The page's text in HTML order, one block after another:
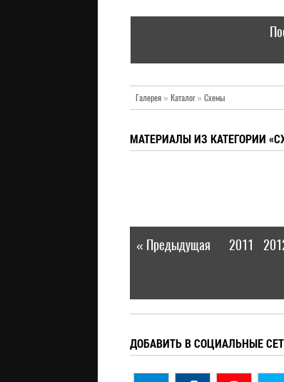
Галерея» Каталог» Схемы
МАТЕРИАЛЫ ИЗ КАТЕГОРИИ
« Предыдущая 2011
ДОБАВИТЬ В СОЦИАЛЬНЫЕ